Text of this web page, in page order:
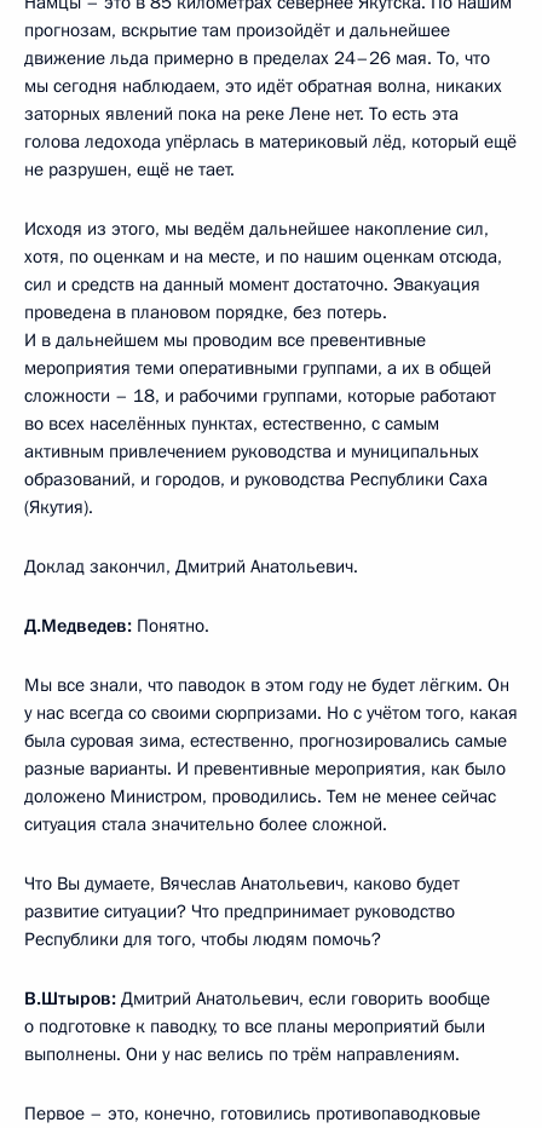
прогнозам, вскрытие там произойдёт и дальнейшее
движение льда примерно в пределах 24–26 мая. То, что
мы сегодня наблюдаем, это идёт обратная волна, никаких
заторных явлений пока на реке Лене нет. То есть эта
голова ледохода упёрлась в материковый лёд, который ещё
не разрушен, ещё не тает.
Исходя из этого, мы ведём дальнейшее накопление сил,
хотя, по оценкам и на месте, и по нашим оценкам отсюда,
сил и средств на данный момент достаточно. Эвакуация
проведена в плановом порядке, без потерь.
И в дальнейшем мы проводим все превентивные
мероприятия теми оперативными группами, а их в общей
сложности – 18, и рабочими группами, которые работают
во всех населённых пунктах, естественно, с самым
активным привлечением руководства и муниципальных
образований, и городов, и руководства Республики Саха
(Якутия).
Доклад закончил, Дмитрий Анатольевич.
Д.Медведев: Понятно.
Мы все знали, что паводок в этом году не будет лёгким. Он
у нас всегда со своими сюрпризами. Но с учётом того, какая
была суровая зима, естественно, прогнозировались самые
разные варианты. И превентивные мероприятия, как было
доложено Министром, проводились. Тем не менее сейчас
ситуация стала значительно более сложной.
Что Вы думаете, Вячеслав Анатольевич, каково будет
развитие ситуации? Что предпринимает руководство
Республики для того, чтобы людям помочь?
В.Штыров: Дмитрий Анатольевич, если говорить вообще
о подготовке к паводку, то все планы мероприятий были
выполнены. Они у нас велись по трём направлениям.
Первое – это, конечно, готовились противопаводковые